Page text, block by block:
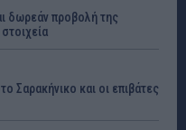
δωρεάν προβολή της
Σαρακήνικο και οι επιβάτες